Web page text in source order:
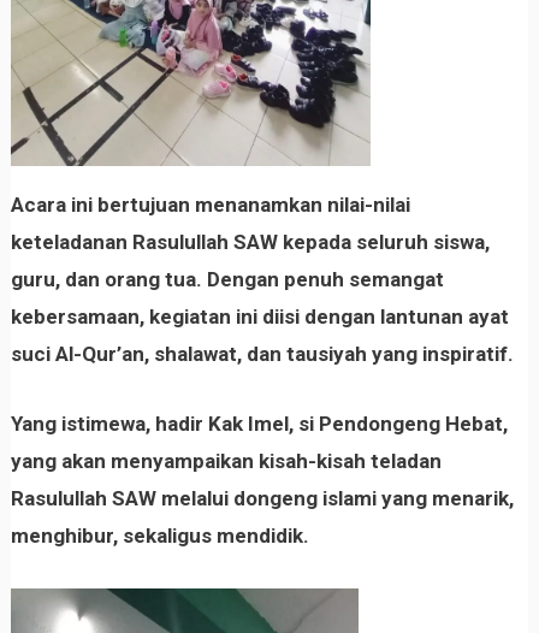
Acara ini bertujuan menanamkan nilai-nilai
keteladanan Rasulullah SAW kepada seluruh siswa,
guru, dan orang tua. Dengan penuh semangat
kebersamaan, kegiatan ini diisi dengan lantunan ayat
suci Al-Qur’an, shalawat, dan tausiyah yang inspiratif.
Yang istimewa, hadir Kak Imel, si Pendongeng Hebat,
yang akan menyampaikan kisah-kisah teladan
Rasulullah SAW melalui dongeng islami yang menarik,
menghibur, sekaligus mendidik.